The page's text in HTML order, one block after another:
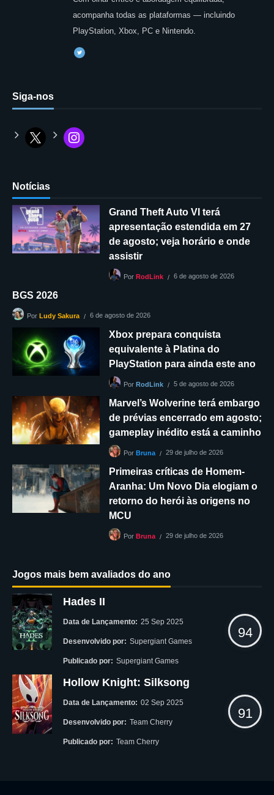
acompanha todas as plataformas — incluindo
PlayStation, Xbox, PC e Nintendo.
Siga-nos
Notícias
Grand Theft Auto VI terá
apresentação estendida em 27
de agosto; veja horário e onde
assistir
Por RodLink 6 de agosto de 2026
BGS 2026
Por Ludy Sakura 6 de agosto de 2026
Xbox prepara conquista
equivalente à Platina do
PlayStation para ainda este ano
Por RodLink 5 de agosto de 2026
Marvel’s Wolverine terá embargo
de prévias encerrado em agosto;
gameplay inédito está a caminho
Por Bruna 29 de julho de 2026
Primeiras críticas de Homem-
Aranha: Um Novo Dia elogiam o
retorno do herói às origens no
MCU
Por Bruna 29 de julho de 2026
Jogos mais bem avaliados do ano
Hades II
Data de Lançamento: 25 Sep 2025
Desenvolvido por: Supergiant Games
Publicado por: Supergiant Games
94
Hollow Knight: Silksong
Data de Lançamento: 02 Sep 2025
Desenvolvido por: Team Cherry
Publicado por: Team Cherry
91